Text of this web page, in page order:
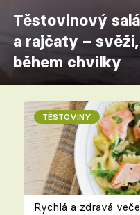
Těstovinový
a rajčaty –
během chvilky
TĚSTOVINY
Rychlá a zdravá